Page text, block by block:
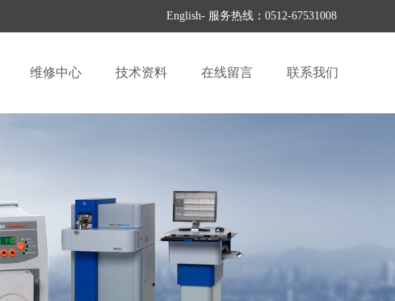
English- 服务热线：0512-67531008
维修中心 技术资料 在线留言 联系我们